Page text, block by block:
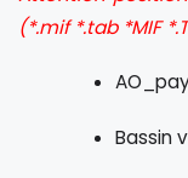
(*.mif *.tab *MIF
Bassin